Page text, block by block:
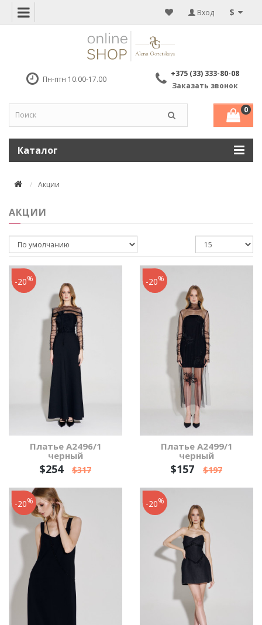
$
Вход
Пн-птн 10.00-17.00
+375 (33) 333-80-08
Заказать звонок
0
Каталог
Акции
АКЦИИ
Платье А2496/1
черный
$254 $317
-20%
Платье А2499/1
черный
$157 $197
-20%
-20% -20%